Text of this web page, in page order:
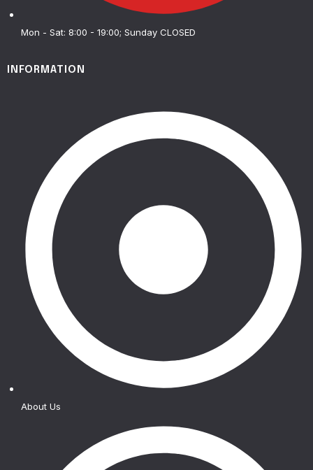
Mon - Sat: 8:00 - 19:00; Sunday CLOSED
INFORMATION
About Us